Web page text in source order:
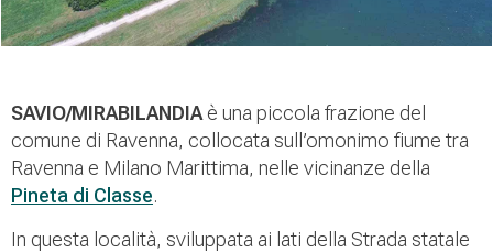
SAVIO/MIRABILANDIAè una piccola frazione del
comune di Ravenna, collocata sull’omonimo fiume tra
Ravenna e Milano Marittima, nelle vicinanze della
Pineta di Classe.
In questa località, sviluppata ai lati della Strada statale